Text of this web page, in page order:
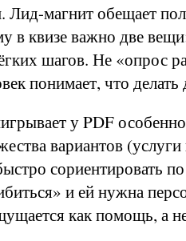
Лид-магнит обещает
в квизе важно две
шагов. Не «опрос
понимает, что
у PDF
вариантов
сориентировать
и ей нужна
как помощь, а